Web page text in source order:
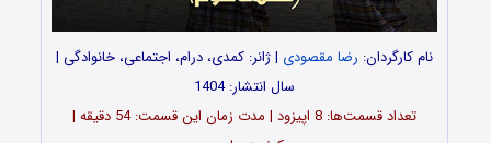
نام کارگردان: رضا مقصودی | ژانر: کمدی، درام، اجتماعی، خانوادگی |
سال انتشار: 1404
تعداد قسمت‌ها: 8 اپیزود | مدت زمان این قسمت: 54 دقیقه |